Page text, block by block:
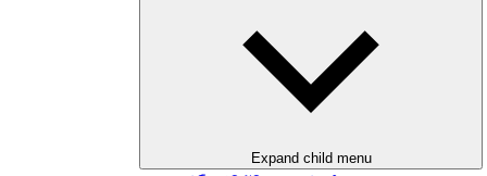
Expand child menu